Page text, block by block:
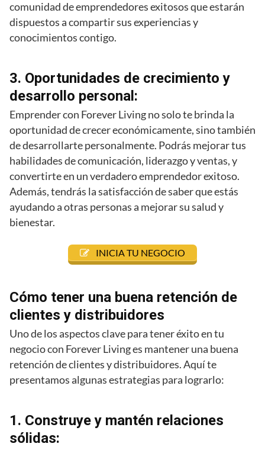
comunidad de emprendedores exitosos que estarán
dispuestos a compartir sus experiencias y
conocimientos contigo.
3. Oportunidades de crecimiento y
desarrollo personal:
Emprender con Forever Living no solo te brinda la
oportunidad de crecer económicamente, sino también
de desarrollarte personalmente. Podrás mejorar tus
habilidades de comunicación, liderazgo y ventas, y
convertirte en un verdadero emprendedor exitoso.
Además, tendrás la satisfacción de saber que estás
ayudando a otras personas a mejorar su salud y
bienestar.
INICIA TU NEGOCIO
Cómo tener una buena retención de
clientes y distribuidores
Uno de los aspectos clave para tener éxito en tu
negocio con Forever Living es mantener una buena
retención de clientes y distribuidores. Aquí te
presentamos algunas estrategias para lograrlo:
1. Construye y mantén relaciones
sólidas: